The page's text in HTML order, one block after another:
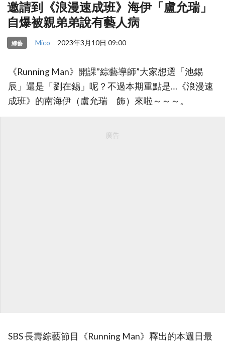
邀請到《浪漫速成班》海伊「盧允瑞」
自爆被親弟弟說有藝人病
綜藝 Mico 2023年3月10日 09:00
《Running Man》開課”綜藝導師”大家想選「池錫
辰」還是「劉在錫」呢？不過本期重點是…《浪漫速
成班》的南海伊（盧允瑞 飾）來啦～～～。
廣告
SBS 長壽綜藝節目《Running Man》釋出的本週日最